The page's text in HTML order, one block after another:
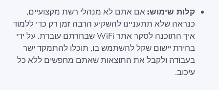
קלות שימוש: אם אתם לא מנהלי רשת מקצועיים,
כנראה שלא תתעניינו להשקיע הרבה זמן רק כדי ללמוד
איך התוכנה לסקר אתר WiFi שבחרתם עובדת. על ידי
בחירת יישום שקל להשתמש בו, תוכלו להתמקד ישר
בעבודה ולקבל את התוצאות שאתם מחפשים ללא כל
עיכוב.